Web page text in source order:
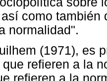
como también
normalidad".
(1971), es
refieren a la
refieren a la